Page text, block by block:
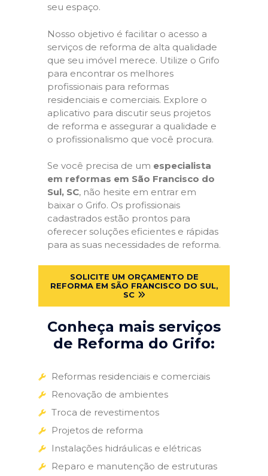
seu espaço.
Nosso objetivo é facilitar o acesso a
serviços de reforma de alta qualidade
que seu imóvel merece. Utilize o Grifo
para encontrar os melhores
profissionais para reformas
residenciais e comerciais. Explore o
aplicativo para discutir seus projetos
de reforma e assegurar a qualidade e
o profissionalismo que você procura.
Se você precisa de um especialista
em reformas em São Francisco do
Sul, SC, não hesite em entrar em
baixar o Grifo. Os profissionais
cadastrados estão prontos para
oferecer soluções eficientes e rápidas
para as suas necessidades de reforma.
SOLICITE UM ORÇAMENTO DE
REFORMA EM SÃO FRANCISCO DO SUL,
SC
Conheça mais serviços
de Reforma do Grifo:
Reformas residenciais e comerciais
Renovação de ambientes
Troca de revestimentos
Projetos de reforma
Instalações hidráulicas e elétricas
Reparo e manutenção de estruturas